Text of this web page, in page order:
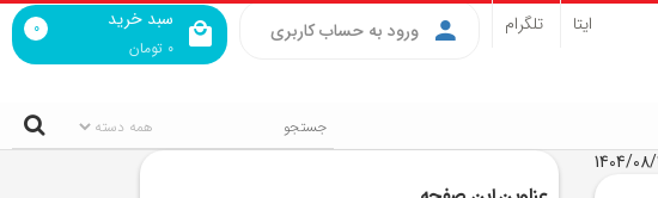
سبد خرید
0 تومان
0 ورود به حساب کاربری ایتا تلگرام